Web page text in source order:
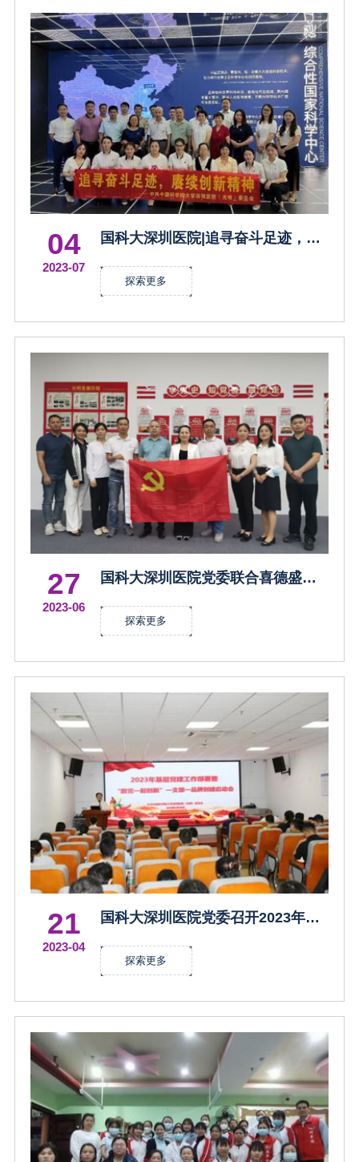
04
2023-07
国科大深圳医院|追寻奋斗足迹，赓
探索更多
27
2023-06
国科大深圳医院党委联合喜德盛党
探索更多
21
2023-04
国科大深圳医院党委召开2023年基
一支部一品牌创建启动会
探索更多